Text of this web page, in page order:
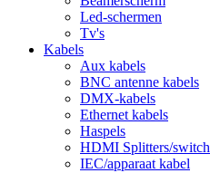
Led-schermen
Tv's
Kabels
Aux kabels
BNC antenne kabels
DMX-kabels
Ethernet kabels
Haspels
HDMI Splitters/switch
IEC/apparaat kabel